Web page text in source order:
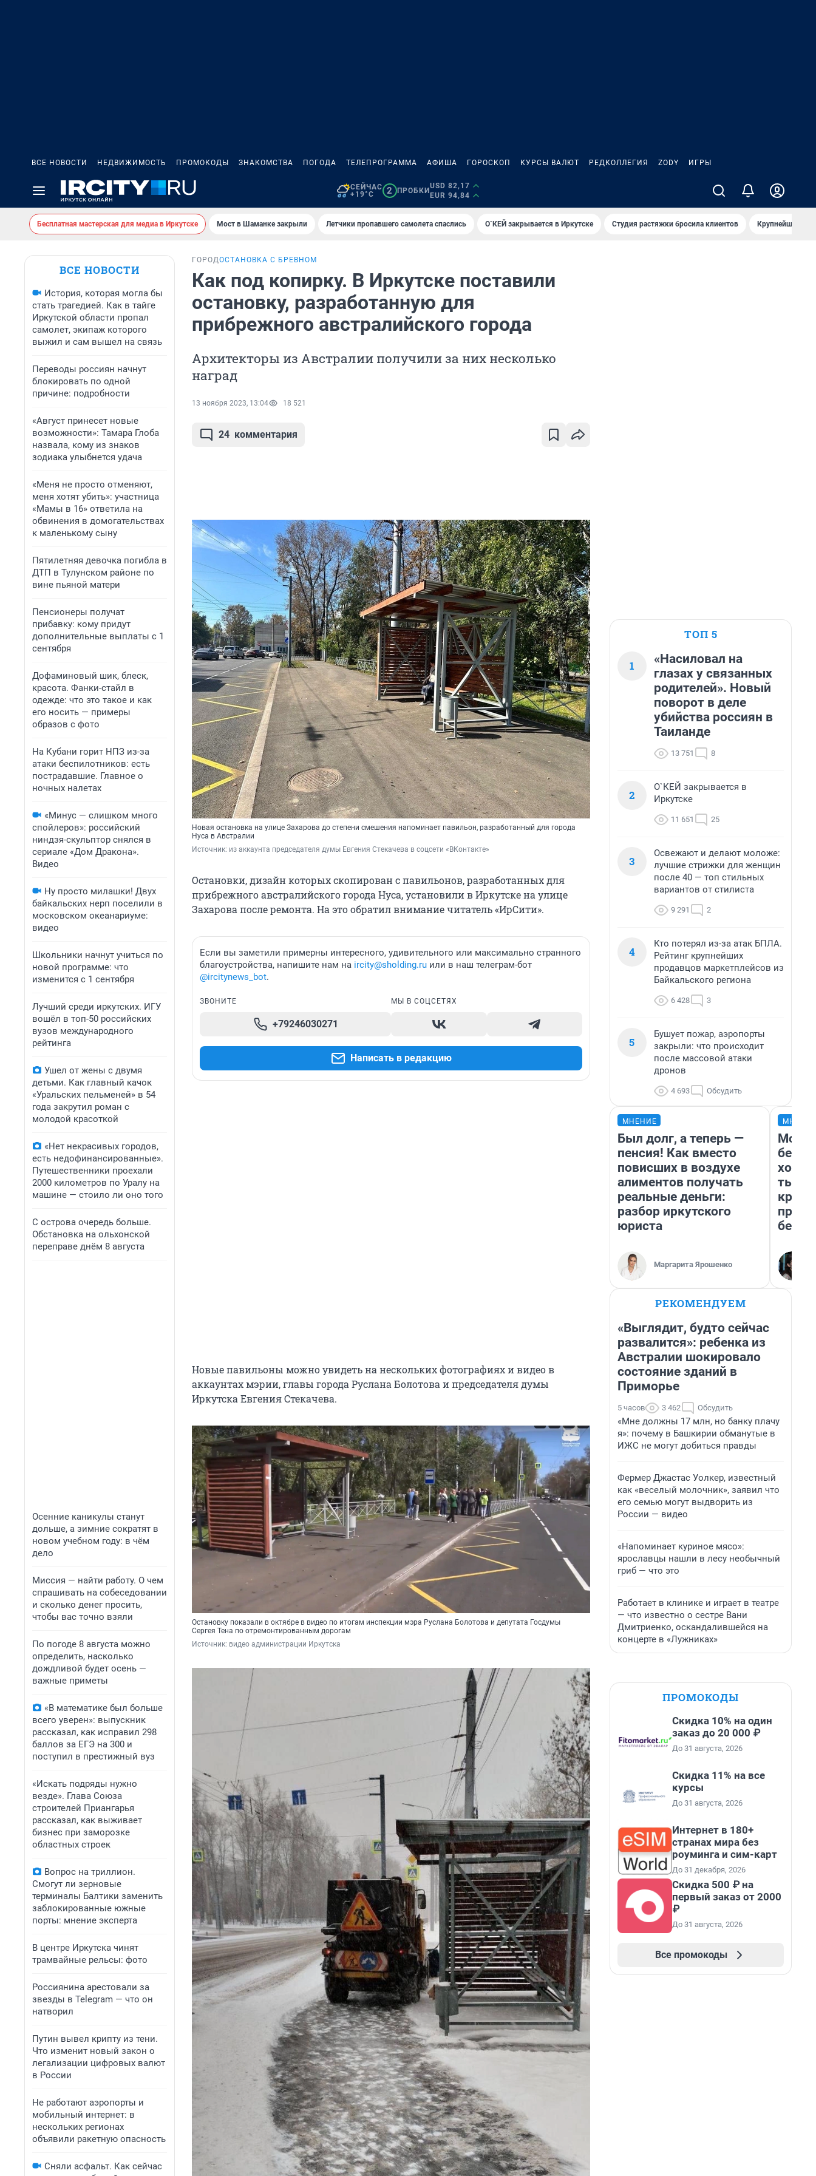
ВСЕ НОВОСТИ НЕДВИЖИМОСТЬ ПРОМОКОДЫ ЗНАКОМСТВА ПОГОДА ТЕЛЕПРОГРАММА АФИША ГОРОСКОП КУРСЫ ВАЛЮТ РЕДКОЛЛЕГИЯ ZODY ИГРЫ
СЕЙЧАС
+19°C
2 ПРОБКИ
USD 82,17
EUR 94,84
Бесплатная мастерская для медиа в Иркутске Мост в Шаманке закрыли Летчики пропавшего самолета спаслись О`КЕЙ закрывается в Иркутске Студия растяжки бросила клиентов Крупнейшие
ВСЕ НОВОСТИ
История, которая могла бы
стать трагедией. Как в тайге
Иркутской области пропал
самолет, экипаж которого
выжил и сам вышел на связь
Переводы россиян начнут
блокировать по одной
причине: подробности
«Август принесет новые
возможности»: Тамара Глоба
назвала, кому из знаков
зодиака улыбнется удача
«Меня не просто отменяют,
меня хотят убить»: участница
«Мамы в 16» ответила на
обвинения в домогательствах
к маленькому сыну
Пятилетняя девочка погибла в
ДТП в Тулунском районе по
вине пьяной матери
Пенсионеры получат
прибавку: кому придут
дополнительные выплаты с 1
сентября
Дофаминовый шик, блеск,
красота. Фанки-стайл в
одежде: что это такое и как
его носить — примеры
образов с фото
На Кубани горит НПЗ из-за
атаки беспилотников: есть
пострадавшие. Главное о
ночных налетах
«Минус — слишком много
спойлеров»: российский
ниндзя-скульптор снялся в
сериале «Дом Дракона».
Видео
Ну просто милашки! Двух
байкальских нерп поселили в
московском океанариуме:
видео
Школьники начнут учиться по
новой программе: что
изменится с 1 сентября
Лучший среди иркутских. ИГУ
вошёл в топ-50 российских
вузов международного
рейтинга
Ушел от жены с двумя
детьми. Как главный качок
«Уральских пельменей» в 54
года закрутил роман с
молодой красоткой
«Нет некрасивых городов,
есть недофинансированные».
Путешественники проехали
2000 километров по Уралу на
машине — стоило ли оно того
С острова очередь больше.
Обстановка на ольхонской
переправе днём 8 августа
Осенние каникулы станут
дольше, а зимние сократят в
новом учебном году: в чём
дело
Миссия — найти работу. О чем
спрашивать на собеседовании
и сколько денег просить,
чтобы вас точно взяли
По погоде 8 августа можно
определить, насколько
дождливой будет осень —
важные приметы
«В математике был больше
всего уверен»: выпускник
рассказал, как исправил 298
баллов за ЕГЭ на 300 и
поступил в престижный вуз
«Искать подряды нужно
везде». Глава Союза
строителей Приангарья
рассказал, как выживает
бизнес при заморозке
областных строек
Вопрос на триллион.
Смогут ли зерновые
терминалы Балтики заменить
заблокированные южные
порты: мнение эксперта
В центре Иркутска чинят
трамвайные рельсы: фото
Россиянина арестовали за
звезды в Telegram — что он
натворил
Путин вывел крипту из тени.
Что изменит новый закон о
легализации цифровых валют
в России
Не работают аэропорты и
мобильный интернет: в
нескольких регионах
объявили ракетную опасность
Сняли асфальт. Как сейчас
ГОРОДОСТАНОВКА С БРЕВНОМ
Как под копирку. В Иркутске поставили
остановку, разработанную для
прибрежного австралийского города
Архитекторы из Австралии получили за них несколько
наград
13 ноября 2023, 13:04 18 521
24 комментария
Новая остановка на улице Захарова до степени смешения напоминает павильон, разработанный для города
Нуса в Австралии
Источник: из аккаунта председателя думы Евгения Стекачева в соцсети «ВКонтакте»
Остановки, дизайн которых скопирован с павильонов, разработанных для
прибрежного австралийского города Нуса, установили в Иркутске на улице
Захарова после ремонта. На это обратил внимание читатель «ИрСити».
Если вы заметили примерны интересного, удивительного или максимально странного
благоустройства, напишите нам на ircity@sholding.ru или в наш телеграм-бот
@ircitynews_bot.
ЗВОНИТЕ
+79246030271
МЫ В СОЦСЕТЯХ
Написать в редакцию
Новые павильоны можно увидеть на нескольких фотографиях и видео в
аккаунтах мэрии, главы города Руслана Болотова и председателя думы
Иркутска Евгения Стекачева.
Остановку показали в октябре в видео по итогам инспекции мэра Руслана Болотова и депутата Госдумы
Сергея Тена по отремонтированным дорогам
Источник: видео администрации Иркутска
ТОП 5
1
«Насиловал на
глазах у связанных
родителей». Новый
поворот в деле
убийства россиян в
Таиланде
13 751 8
2
О`КЕЙ закрывается в
Иркутске
11 651 25
3
Освежают и делают моложе:
лучшие стрижки для женщин
после 40 — топ стильных
вариантов от стилиста
9 291 2
4
Кто потерял из-за атак БПЛА.
Рейтинг крупнейших
продавцов маркетплейсов из
Байкальского региона
6 428 3
5
Бушует пожар, аэропорты
закрыли: что происходит
после массовой атаки
дронов
4 693 Обсудить
МНЕНИЕ
Был долг, а теперь —
пенсия! Как вместо
повисших в воздухе
алиментов получать
реальные деньги:
разбор иркутского
юриста
Маргарита Ярошенко
Мой
РЕКОМЕНДУЕМ
«Выглядит, будто сейчас
развалится»: ребенка из
Австралии шокировало
состояние зданий в
Приморье
5 часов 3 462 Обсудить
«Мне должны 17 млн, но банку плачу
я»: почему в Башкирии обманутые в
ИЖС не могут добиться правды
Фермер Джастас Уолкер, известный
как «веселый молочник», заявил что
его семью могут выдворить из
России — видео
«Напоминает куриное мясо»:
ярославцы нашли в лесу необычный
гриб — что это
Работает в клинике и играет в театре
— что известно о сестре Вани
Дмитриенко, оскандалившейся на
концерте в «Лужниках»
ПРОМОКОДЫ
Скидка 10% на один
заказ до 20 000 ₽
До 31 августа, 2026
Скидка 11% на все
курсы
До 31 августа, 2026
Интернет в 180+
странах мира без
роуминга и сим-карт
До 31 декабря, 2026
Скидка 500 ₽ на
первый заказ от 2000
₽
До 31 августа, 2026
Все промокоды